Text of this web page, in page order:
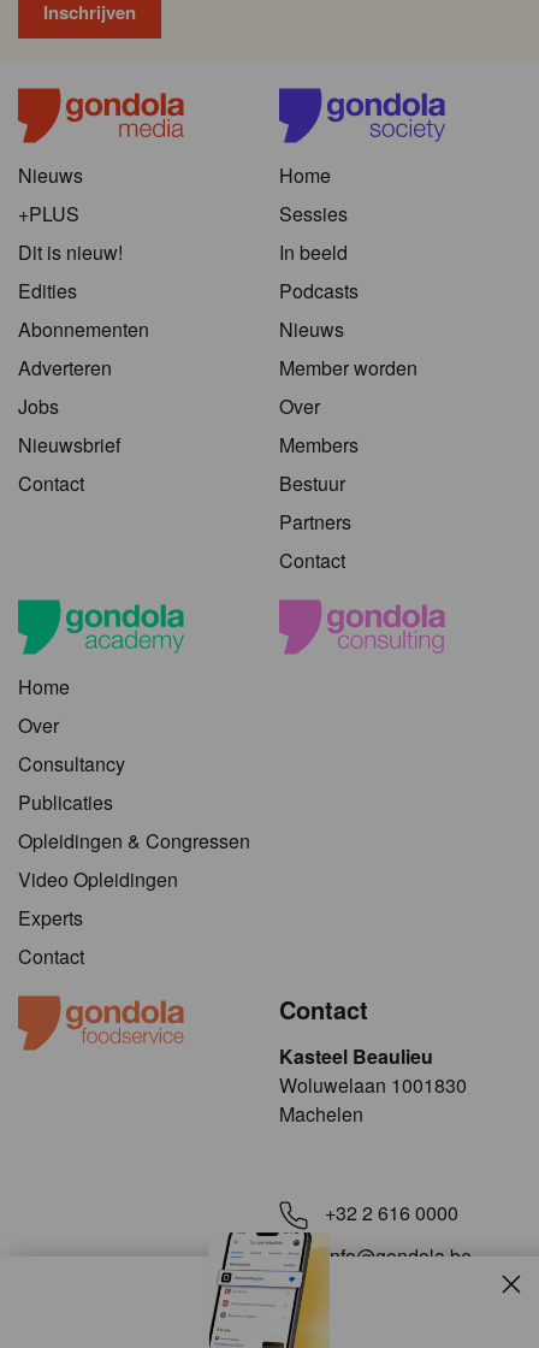
Nieuws
+PLUS
Dit is nieuw!
Edities
Abonnementen
Adverteren
Jobs
Nieuwsbrief
Contact
Home
Sessies
In beeld
Podcasts
Nieuws
Member worden
Over
Members
Bestuur
Partners
Contact
Home
Over
Consultancy
Publicaties
Opleidingen & Congressen
Video Opleidingen
Experts
Contact
Contact
Kasteel Beaulieu
​​​Woluwelaan 1001830
Machelen
+32 2 616 0000
info@gondola.be
Volg ons op